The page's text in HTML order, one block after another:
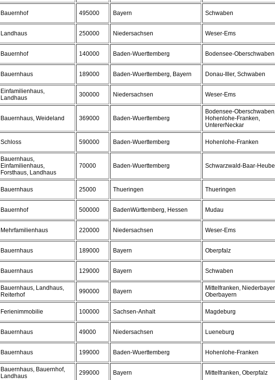
Bauernhof 495000 Bayern Schwaben
Landhaus 250000 Niedersachsen Weser-Ems
Bauernhof 140000 Baden-Wuerttemberg Bodensee-Oberschwaben
Bauernhaus 189000 Baden-Wuerttemberg, Bayern Donau-Iller, Schwaben
Einfamilienhaus,
Landhaus
300000 Niedersachsen Weser-Ems
Bauernhaus, Weideland 369000 Baden-Wuerttemberg
Bodensee-
Hohenlohe-Franken,
UntererNeckar
Schloss 590000 Baden-Wuerttemberg Hohenlohe-Franken
Bauernhaus,
Einfamilienhaus,
Forsthaus, Landhaus
70000 Baden-Wuerttemberg Schwarzwald-Baar-
Bauernhaus 25000 Thueringen Thueringen
Bauernhof 500000 BadenWürttemberg, Hessen Mudau
Mehrfamilienhaus 220000 Niedersachsen Weser-Ems
Bauernhaus 189000 Bayern Oberpfalz
Bauernhaus 129000 Bayern Schwaben
Bauernhaus, Landhaus,
Reiterhof
990000 Bayern
Mittelfranken,
Oberbayern
Ferienimmobilie 100000 Sachsen-Anhalt Magdeburg
Bauernhaus 49000 Niedersachsen Lueneburg
Bauernhaus 199000 Baden-Wuerttemberg Hohenlohe-Franken
Bauernhaus, Bauernhof,
Landhaus
299000 Bayern Mittelfranken, Oberpfalz